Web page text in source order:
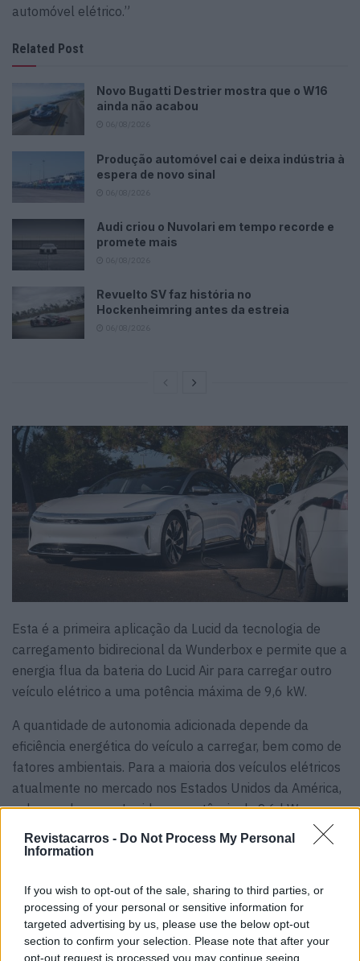
Revistacarros - Do Not Process My Personal
Information
If you wish to opt-out of the sale, sharing to third parties, or
processing of your personal or sensitive information for
targeted advertising by us, please use the below opt-out
section to confirm your selection. Please note that after your
opt-out request is processed you may continue seeing
automóvel elétrico.”
Related Post
Novo Bugatti Destrier mostra que o W16
ainda não acabou
Produção automóvel cai e deixa indústria à
espera de novo sinal
Audi criou o Nuvolari em tempo recorde e
promete mais
Revuelto SV faz história no
Hockenheimring antes da estreia
Esta é a primeira aplicação da Lucid da tecnologia de
carregamento bidirecional da Wunderbox e permite que a
energia flua da bateria do Lucid Air para carregar outro
veículo elétrico a uma potência máxima de 9,6 kW.
A quantidade de autonomia adicionada depende da
eficiência energética do veículo a carregar, bem como de
fatores ambientais. Para a maioria dos veículos elétricos
atualmente no mercado nos Estados Unidos da América,
e de acordo com a Lucid, uma potência de 9,6 kW
adicionará entre 40 a 60 quilómetros por hora,
aproximadamente.
Tags: Elétricos eletrificação Lucid
Lucid Air
RangeXchange
tecnologia V2V